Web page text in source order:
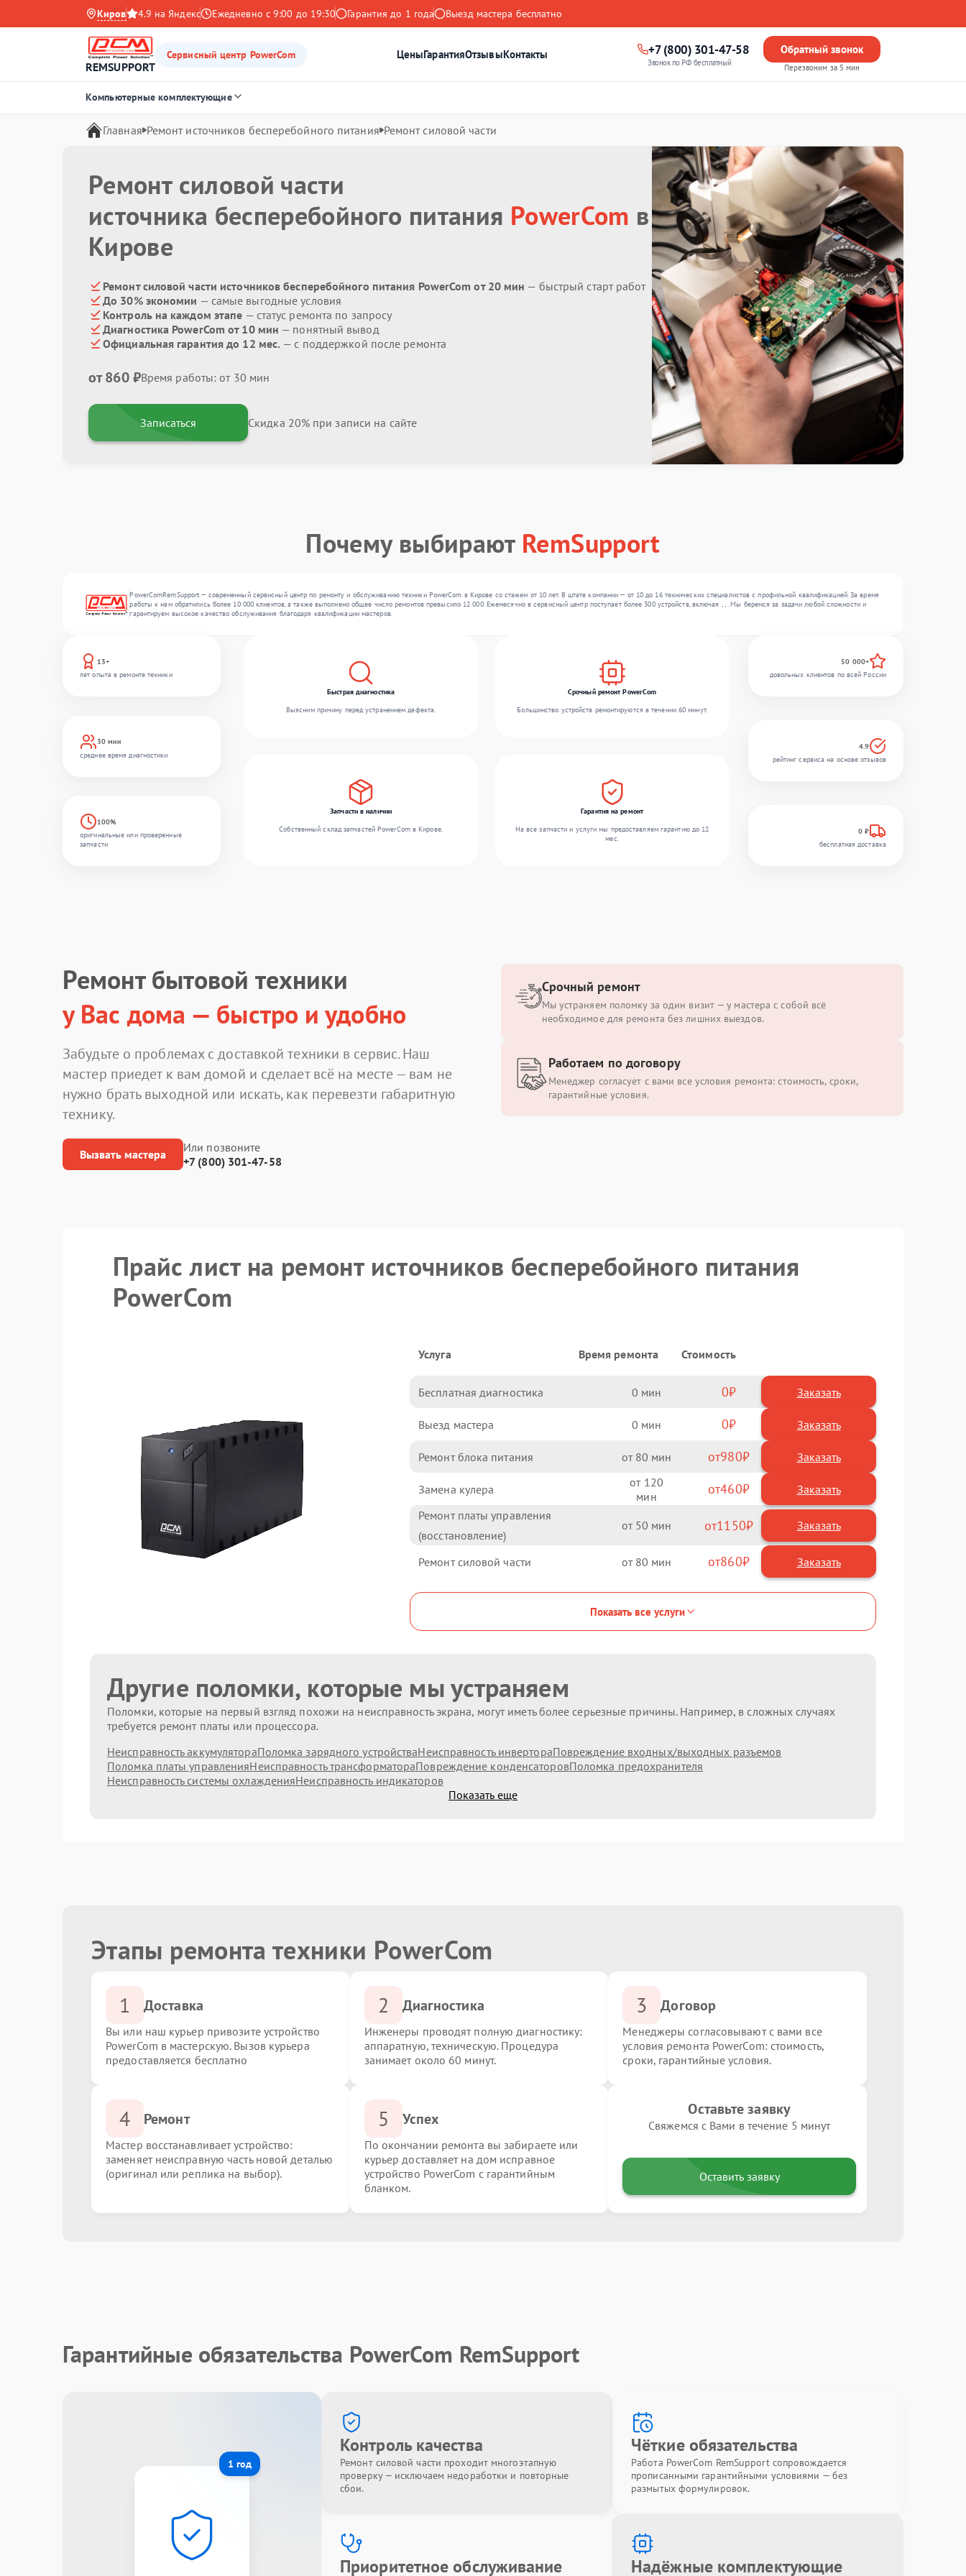
Киров 4.9 на Яндекс Ежедневно с 9:00 до 19:30 Гарантия до 1 года Выезд мастера бесплатно
REMSUPPORT
Сервисный центр PowerCom ЦеныГарантияОтзывыКонтакты +7 (800) 301-47-58
Звонок по РФ бесплатный
Обратный звонок
Перезвоним за 5 мин
Компьютерные комплектующие
Главная Ремонт источников бесперебойного питания Ремонт силовой части
Ремонт силовой части
источника бесперебойного питания PowerCom в
Кирове
Ремонт силовой части источников бесперебойного питания PowerCom от 20 мин — быстрый старт работ
До 30% экономии — самые выгодные условия
Контроль на каждом этапе — статус ремонта по запросу
Диагностика PowerCom от 10 мин — понятный вывод
Официальная гарантия до 12 мес. — с поддержкой после ремонта
от 860 ₽Время работы: от 30 мин
Записаться Скидка 20% при записи на сайте
Почему выбирают RemSupport
PowerComRemSupport — современный сервисный центр по ремонту и обслуживанию техники PowerCom в Кирове со стажем от 10 лет. В штате компании — от 10 до 16 технических специалистов с профильной квалификацией. За время
работы к нам обратились более 10 000 клиентов, а также выполнено общее число ремонтов превысило 12 000. Ежемесячно в сервисный центр поступает более 300 устройств, включая , , . Мы беремся за задачи любой сложности и
гарантируем высокое качество обслуживания благодаря квалификации мастеров.
13+
лет опыта в ремонте техники
30 мин
среднее время диагностики
100%
оригинальные или проверенные
запчасти
Быстрая диагностика
Выясним причину перед устранением дефекта.
Срочный ремонт PowerCom
Большинство устройств ремонтируются в течении 60 минут.
Запчасти в наличии
Собственный склад запчастей PowerCom в Кирове.
Гарантия на ремонт
На все запчасти и услуги мы предоставляем гарантию до 12
мес.
50 000+
довольных клиентов по всей России
4.9
рейтинг сервиса на основе отзывов
0 ₽
бесплатная доставка
Ремонт бытовой техники
у Вас дома — быстро и удобно
Забудьте о проблемах с доставкой техники в сервис. Наш
мастер приедет к вам домой и сделает всё на месте — вам не
нужно брать выходной или искать, как перевезти габаритную
технику.
Вызвать мастера
Или позвоните
+7 (800) 301-47-58
Срочный ремонт
Мы устраняем поломку за один визит — у мастера с собой всё
необходимое для ремонта без лишних выездов.
Работаем по договору
Менеджер согласует с вами все условия ремонта: стоимость, сроки,
гарантийные условия.
Прайс лист на ремонт источников бесперебойного питания
PowerCom
Услуга Время ремонта Стоимость
Бесплатная диагностика 0 0 Заказать
Выезд мастера 0 0 Заказать
Ремонт блока питания 80 980
Замена кулера 120 460
Ремонт платы управления
(восстановление)
50 1150
Ремонт силовой части 80 860
Показать все услуги
Другие поломки, которые мы устраняем
Поломки, которые на первый взгляд похожи на неисправность экрана, могут иметь более серьезные причины. Например, в сложных случаях
требуется ремонт платы или процессора.
Неисправность аккумулятораПоломка зарядного устройстваНеисправность инвертораПовреждение входных/выходных разъемов
Поломка платы управленияНеисправность трансформатораПовреждение конденсаторовПоломка предохранителя
Неисправность системы охлажденияНеисправность индикаторов
Показать еще
Этапы ремонта техники PowerCom
1 Доставка
Вы или наш курьер привозите устройство
PowerCom в мастерскую. Вызов курьера
предоставляется бесплатно
2 Диагностика
Инженеры проводят полную диагностику:
аппаратную, техническую. Процедура
занимает около 60 минут.
3 Договор
Менеджеры согласовывают с вами все
условия ремонта PowerCom: стоимость,
сроки, гарантийные условия.
4 Ремонт
Мастер восстанавливает устройство:
заменяет неисправную часть новой деталью
(оригинал или реплика на выбор).
5 Успех
По окончании ремонта вы забираете или
курьер доставляет на дом исправное
устройство PowerCom с гарантийным
бланком.
Оставьте заявку
Свяжемся с Вами в течение 5 минут
Оставить заявку
Гарантийные обязательства PowerCom RemSupport
1 год
Контроль качества
Ремонт силовой части проходит многоэтапную
проверку — исключаем недоработки и повторные
сбои.
Чёткие обязательства
Работа PowerCom RemSupport сопровождается
прописанными гарантийными условиями — без
размытых формулировок.
Приоритетное обслуживание Надёжные комплектующие